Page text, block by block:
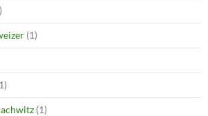
(1)
(1)